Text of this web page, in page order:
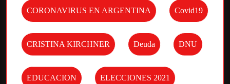
CORONAVIRUS EN ARGENTINA Covid19
CRISTINA KIRCHNER Deuda DNU
EDUCACION ELECCIONES 2021